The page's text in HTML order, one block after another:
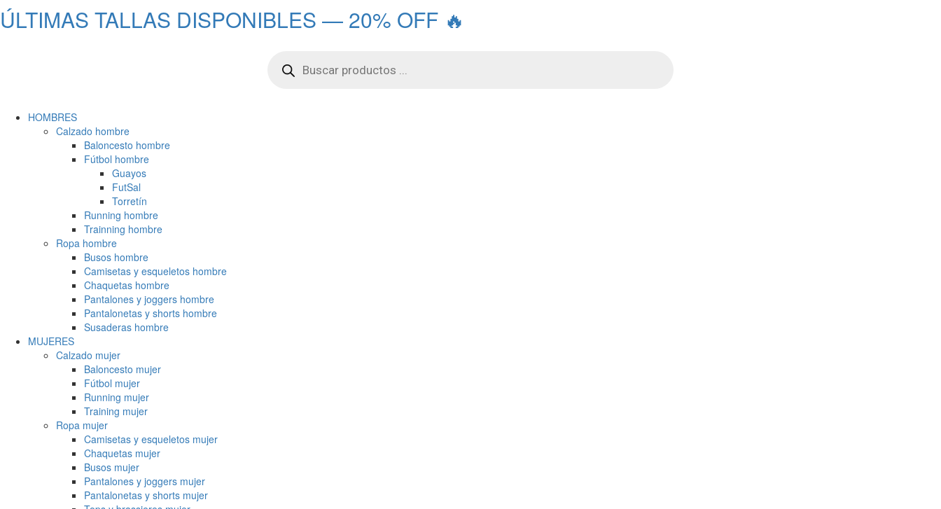
ÚLTIMAS TALLAS DISPONIBLES — 20% OFF 🔥
HOMBRES
Calzado hombre
Baloncesto hombre
Fútbol hombre
Guayos
FutSal
Torretín
Running hombre
Trainning hombre
Ropa hombre
Busos hombre
Camisetas y esqueletos hombre
Chaquetas hombre
Pantalones y joggers hombre
Pantalonetas y shorts hombre
Susaderas hombre
MUJERES
Calzado mujer
Baloncesto mujer
Fútbol mujer
Running mujer
Training mujer
Ropa mujer
Camisetas y esqueletos mujer
Chaquetas mujer
Busos mujer
Pantalones y joggers mujer
Pantalonetas y shorts mujer